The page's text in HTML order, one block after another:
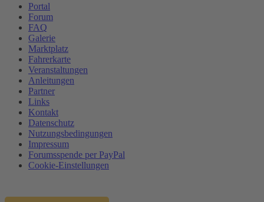
Portal
Forum
FAQ
Galerie
Marktplatz
Fahrerkarte
Veranstaltungen
Anleitungen
Partner
Links
Kontakt
Datenschutz
Nutzungsbedingungen
Impressum
Forumsspende per PayPal
Cookie-Einstellungen